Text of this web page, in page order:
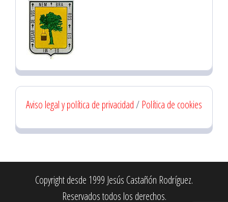
Aviso legal y política de privacidad/ Política de cookies
Copyright desde 1999 Jesús Castañón Rodríguez.
Reservados todos los derechos.